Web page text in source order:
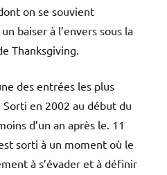
on se souvient
baiser à l’envers sous la
Thanksgiving.
des entrées les plus
en 2002 au début du
d’un an après le. 11
sorti à un moment où le
à s’évader et à définir